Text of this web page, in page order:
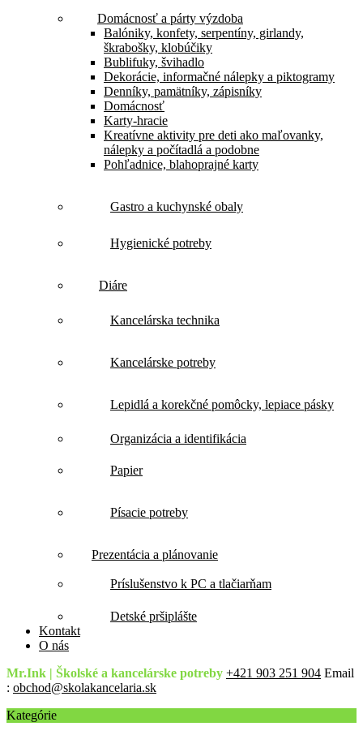
Domácnosť a párty výzdoba
Balóniky, konfety, serpentíny, girlandy,
škrabošky, klobúčiky
Bublifuky, švihadlo
Dekorácie, informačné nálepky a piktogramy
Denníky, pamätníky, zápisníky
Domácnosť
Karty-hracie
Kreatívne aktivity pre deti ako maľovanky,
nálepky a počítadlá a podobne
Pohľadnice, blahoprajné karty
Gastro a kuchynské obaly
Hygienické potreby
Diáre
Kancelárska technika
Kancelárske potreby
Lepidlá a korekčné pomôcky, lepiace pásky
Organizácia a identifikácia
Papier
Písacie potreby
Prezentácia a plánovanie
Príslušenstvo k PC a tlačiarňam
Detské pršiplášte
Kontakt
O nás
Mr.Ink | Školské a kancelárske potreby +421 903 251 904 Email
: obchod@skolakancelaria.sk
Kategórie